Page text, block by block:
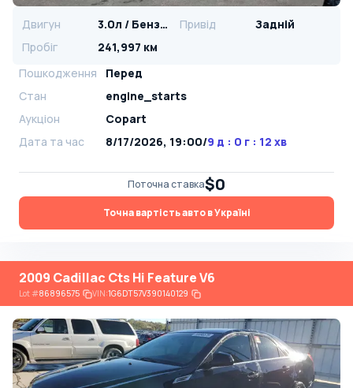
Двигун 3.0л / Бензин Привід
Задній
Пробіг
241,997 км
Пошкодження
Перед
Стан
engine_starts
Аукціон
Copart
Дата та час
8/17/2026, 19:00/9 д : 0 г : 12 хв
Поточна ставка$0
Точна вартість авто в Україні
2009 Cadillac Cts Hi Feature V6
Lot#86896575 VIN:1G6DT57V390140129